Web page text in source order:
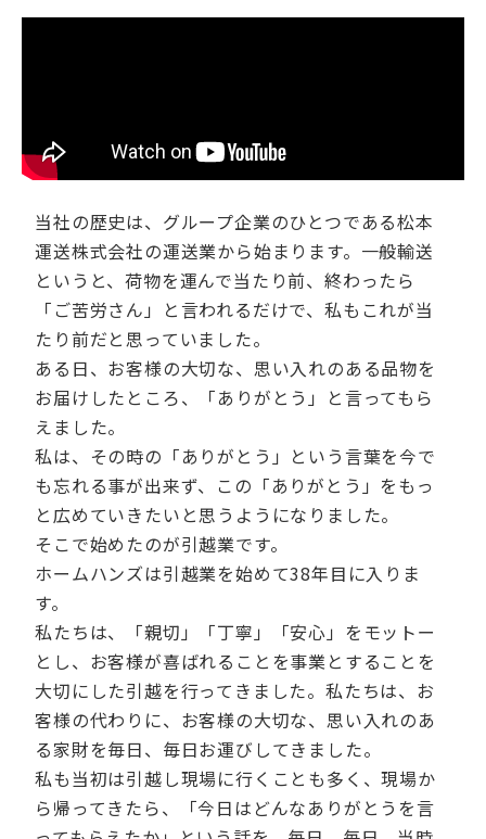
当社の歴史は、グループ企業のひとつである松本
運送株式会社の運送業から始まります。一般輸送
というと、荷物を運んで当たり前、終わったら
「ご苦労さん」と言われるだけで、私もこれが当
たり前だと思っていました。
ある日、お客様の大切な、思い入れのある品物を
お届けしたところ、「ありがとう」と言ってもら
えました。
私は、その時の「ありがとう」という言葉を今で
も忘れる事が出来ず、この「ありがとう」をもっ
と広めていきたいと思うようになりました。
そこで始めたのが引越業です。
ホームハンズは引越業を始めて38年目に入りま
す。
私たちは、「親切」「丁寧」「安心」をモットー
とし、お客様が喜ばれることを事業とすることを
大切にした引越を行ってきました。私たちは、お
客様の代わりに、お客様の大切な、思い入れのあ
る家財を毎日、毎日お運びしてきました。
私も当初は引越し現場に行くことも多く、現場か
ら帰ってきたら、「今日はどんなありがとうを言